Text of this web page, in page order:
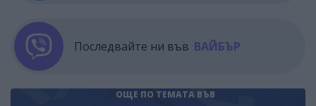
Последвайте ни във ВАЙБЪР
ОЩЕ ПО ТЕМАТА ВЪВ